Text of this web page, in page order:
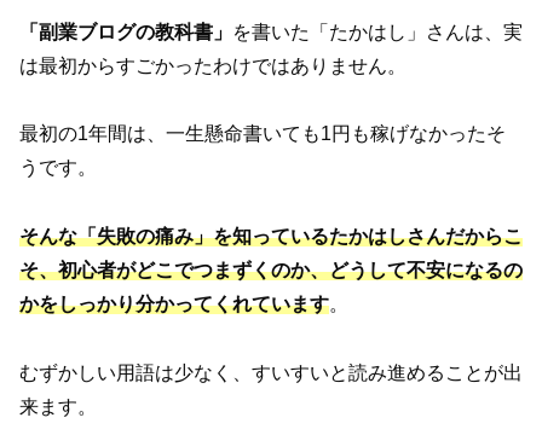
「副業ブログの教科書」 を書いた「たかはし」さんは、実
は最初からすごかったわけではありません。
最初の1年間は、一生懸命書いても1円も稼げなかったそ
うです。
そんな「失敗の痛み」を知っているたかはしさんだからこ
そ、初心者がどこでつまずくのか、どうして不安になるの
かをしっかり分かってくれています。
むずかしい用語は少なく、すいすいと読み進めることが出
来ます。